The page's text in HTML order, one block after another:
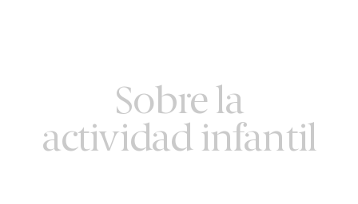
Sobre la
actividad infantil